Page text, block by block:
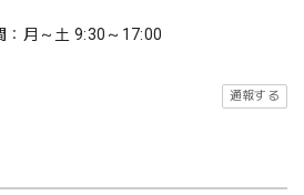
月～土 9:30～17:00
通報する